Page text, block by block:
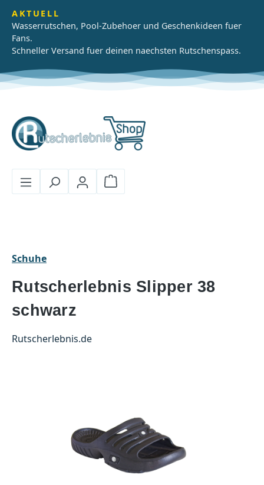
Zum Hauptinhalt springen
AKTUELL
Wasserrutschen, Pool-Zubehoer und Geschenkideen fuer
Fans.
Schneller Versand fuer deinen naechsten Rutschenspass.
Warenkorb enthält 0
Schuhe
Rutscherlebnis Slipper 38
schwarz
Rutscherlebnis.de